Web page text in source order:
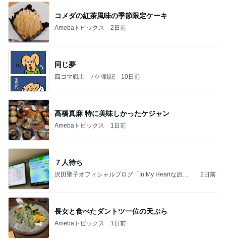
コメダの紅茶風味の季節限定ケーキ
Amebaトピックス 2日前
同じ夢
四コマ戦士 パパ戦記 10日前
高橋真麻 特に美味しかったケジャン
Amebaトピックス 1日前
７人待ち
沢田聖子オフィシャルブログ「In My Heartな旅日
2日前
長女と食べたダントツ一位の天ぷら
Amebaトピックス 1日前